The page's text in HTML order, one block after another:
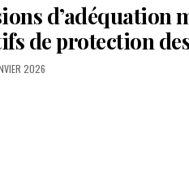
d’adéquation
de protection
2026